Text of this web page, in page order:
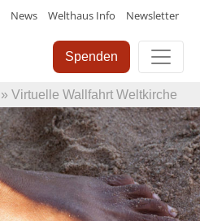
News Welthaus Info Newsletter
Spenden
» Virtuelle Wallfahrt Weltkirche